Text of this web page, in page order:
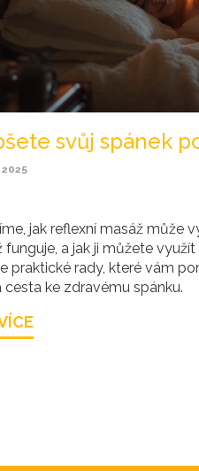
svůj spánek
jak reflexní masáž může
funguje, a jak ji můžete
praktické rady, které vám
cesta ke zdravému spánku.